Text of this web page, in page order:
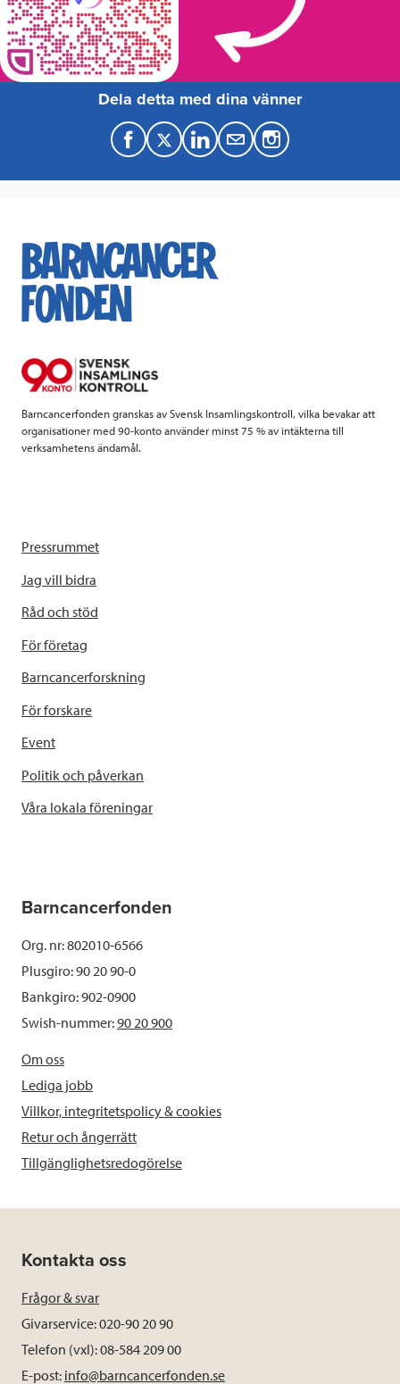
Dela detta med dina vänner
F
a
e
b
k
T
w
t
t
L
i
k
e
M
a
Barncancerfonden granskas av Svensk Insamlingskontroll, vilka bevakar att
organisationer med 90-konto använder minst 75 % av intäkterna till
verksamhetens ändamål.
Pressrummet
Jag vill bidra
Råd och stöd
För företag
Barncancerforskning
För forskare
Event
Politik och påverkan
Våra lokala föreningar
Barncancerfonden
Org. nr: 802010-6566
Plusgiro: 90 20 90-0
Bankgiro: 902-0900
Swish-nummer:90 20 900
Om oss
Lediga jobb
Villkor, integritetspolicy & cookies
Retur och ångerrätt
Tillgänglighetsredogörelse
Kontakta oss
Frågor & svar
Givarservice: 020-90 20 90
Telefon (vxl): 08-584 209 00
E-post: info@barncancerfonden.se